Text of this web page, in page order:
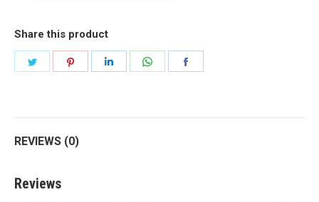
SPORT
quantity
Share this product
REVIEWS (0)
Reviews